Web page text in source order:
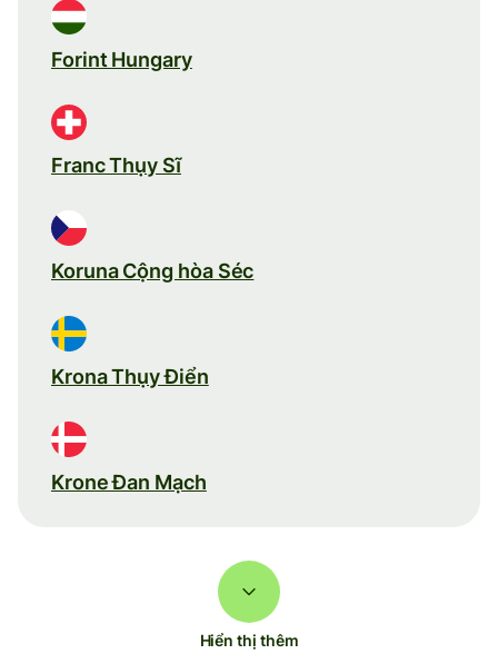
Forint Hungary
Franc Thụy Sĩ
Koruna Cộng hòa Séc
Krona Thụy Điển
Krone Đan Mạch
Hiển thị thêm